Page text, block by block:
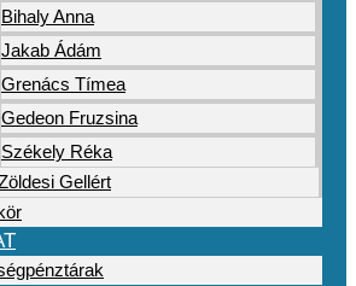
Bihaly Anna
Jakab Ádám
Grenács Tímea
Gedeon Fruzsina
Székely Réka
Gellért